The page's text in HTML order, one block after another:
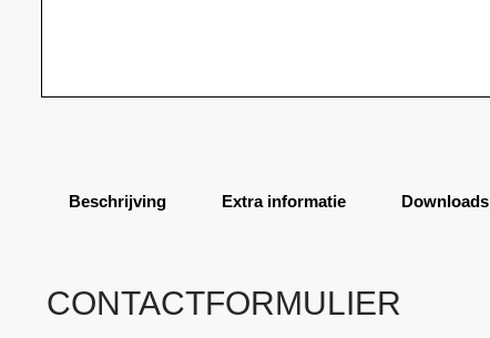
Beschrijving Extra informatie Downloads
CONTACTFORMULIER